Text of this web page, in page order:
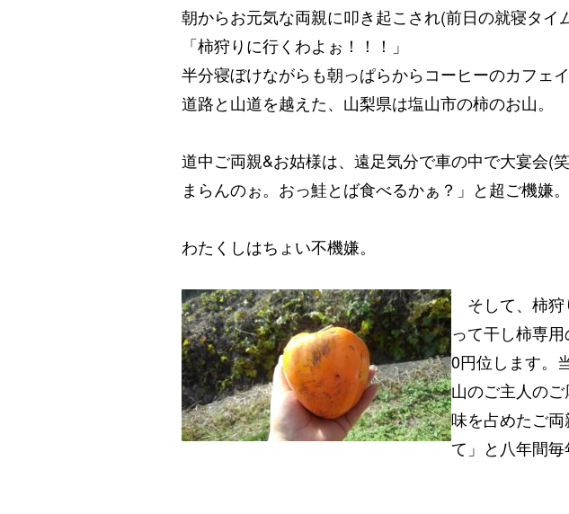
朝からお元気な両親に叩き起こされ(前日の就寝タイ
「柿狩りに行くわよぉ！！！」
半分寝ぼけながらも朝っぱらからコーヒーのカフェ
道路と山道を越えた、山梨県は塩山市の柿のお山。
道中ご両親&お姑様は、遠足気分で車の中で大宴会(
まらんのぉ。おっ鮭とば食べるかぁ？」と超ご機嫌。
わたくしはちょい不機嫌。
そして、柿狩
って干し柿専
0円位します。
山のご主人の
味を占めたご
て」と八年間